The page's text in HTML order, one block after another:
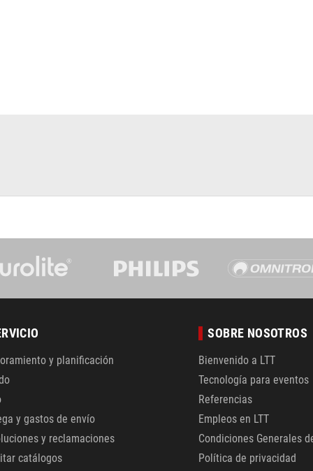
y planificación
y gastos de envío
y reclamaciones
catálogos
SOBRE NOSOTROS
Bienvenido a LTT
Tecnología para eventos
Referencias
Empleos en LTT
Condiciones Generales
Política de privacidad